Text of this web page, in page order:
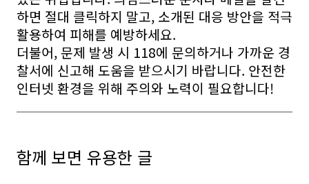
하면 절대 클릭하지 말고, 소개된 대응 방안을 적극
활용하여 피해를 예방하세요.
더불어, 문제 발생 시 118에 문의하거나 가까운 경
찰서에 신고해 도움을 받으시기 바랍니다. 안전한
인터넷 환경을 위해 주의와 노력이 필요합니다!
함께 보면 유용한 글